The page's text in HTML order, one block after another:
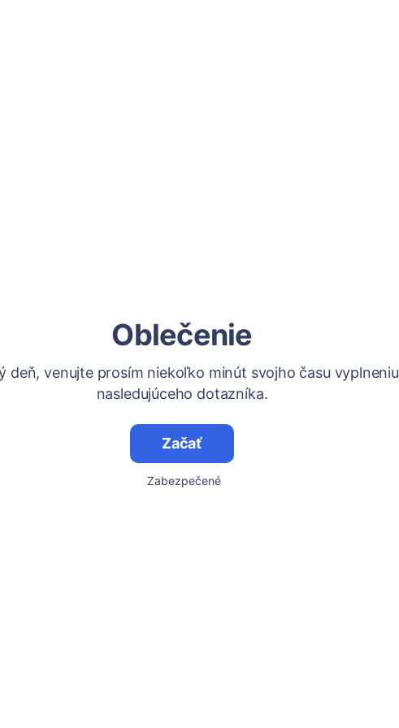
Oblečenie
deň, venujte prosím niekoľko minút svojho času vyplneniu
nasledujúceho dotazníka.
Začať
Zabezpečené